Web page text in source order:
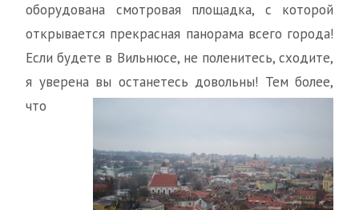
оборудована смотровая площадка, с которой
открывается прекрасная панорама всего города!
Если будете в Вильнюсе, не поленитесь, сходите,
я уверена вы останетесь довольны! Тем более,
что